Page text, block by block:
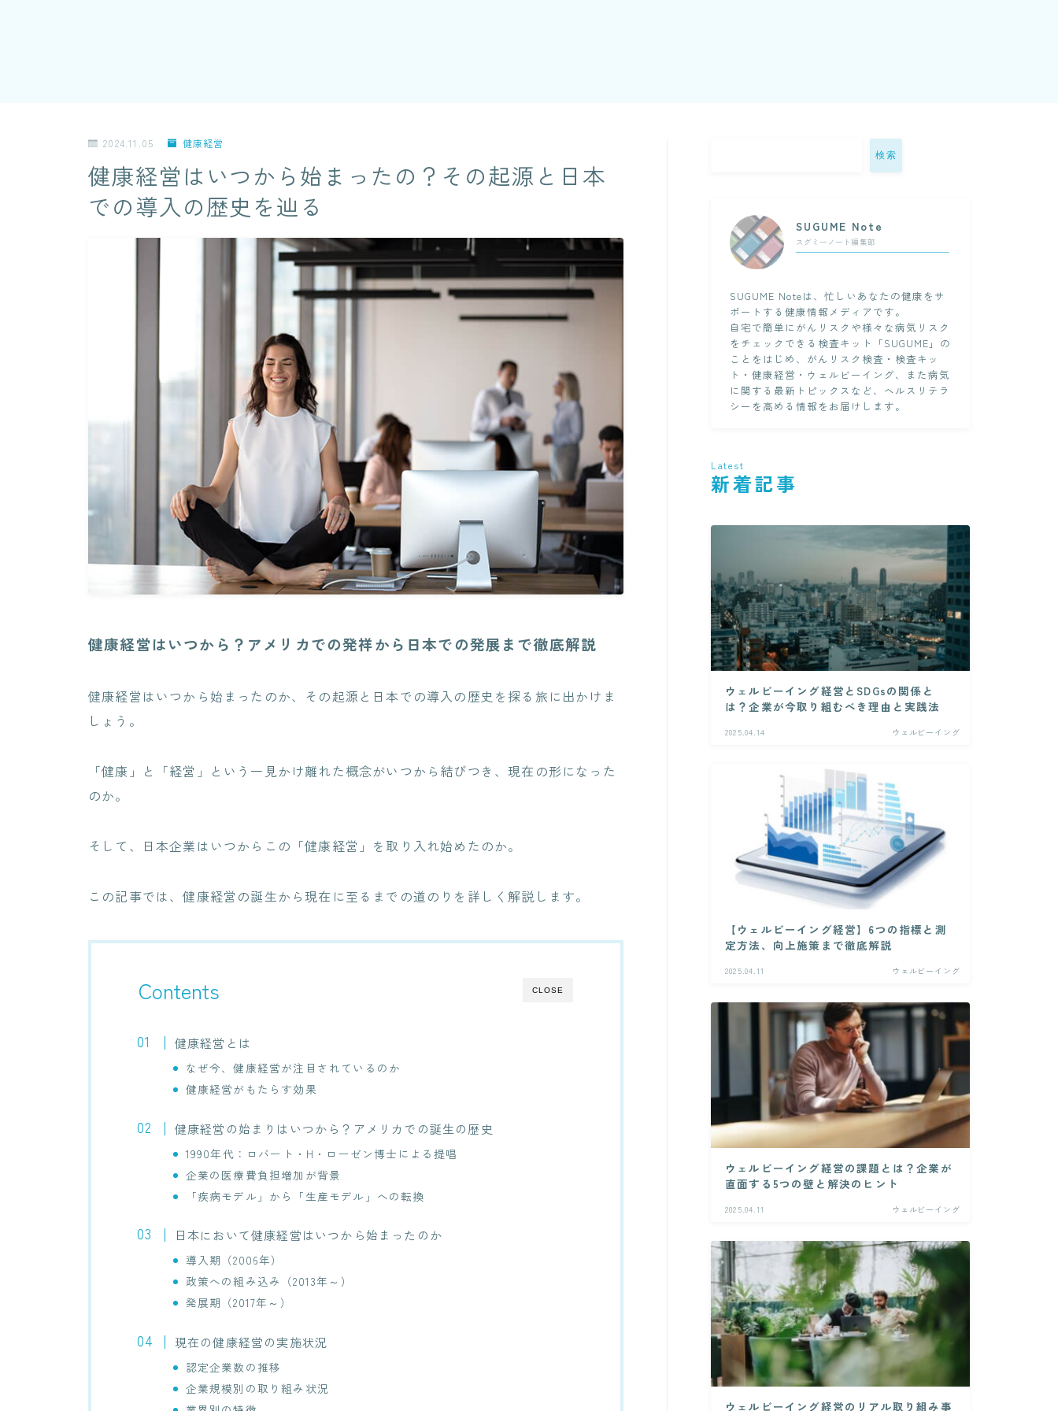
2024.11.05 健康経営
健康経営はいつから始まったの？その起源と日本
での導入の歴史を辿る
健康経営はいつから？アメリカでの発祥から日本での発展まで徹底解説
健康経営はいつから始まったのか、その起源と日本での導入の歴史を探る旅に出かけま
しょう。
「健康」と「経営」という一見かけ離れた概念がいつから結びつき、現在の形になった
のか。
そして、日本企業はいつからこの「健康経営」を取り入れ始めたのか。
この記事では、健康経営の誕生から現在に至るまでの道のりを詳しく解説します。
CLOSE
Contents
健康経営とは
なぜ今、健康経営が注目されているのか
健康経営がもたらす効果
健康経営の始まりはいつから？アメリカでの誕生の歴史
1990年代：ロバート・H・ローゼン博士による提唱
企業の医療費負担増加が背景
「疾病モデル」から「生産モデル」への転換
日本において健康経営はいつから始まったのか
導入期（2006年）
政策への組み込み（2013年～）
発展期（2017年～）
現在の健康経営の実施状況
認定企業数の推移
企業規模別の取り組み状況
検索
SUGUME Note
スグミーノート編集部
SUGUME Noteは、忙しいあなたの健康をサ
ポートする健康情報メディアです。
自宅で簡単にがんリスクや様々な病気リスク
をチェックできる検査キット「SUGUME」の
ことをはじめ、がんリスク検査・検査キッ
ト・健康経営・ウェルビーイング、また病気
に関する最新トピックスなど、ヘルスリテラ
シーを高める情報をお届けします。
Latest
新着記事
ウェルビーイング経営とSDGsの関係と
は？企業が今取り組むべき理由と実践法
2025.04.14 ウェルビーイング
【ウェルビーイング経営】6つの指標と測
定方法、向上施策まで徹底解説
2025.04.11 ウェルビーイング
ウェルビーイング経営の課題とは？企業が
直面する5つの壁と解決のヒント
2025.04.11 ウェルビーイング
ウェルビーイング経営のリアル取り組み事